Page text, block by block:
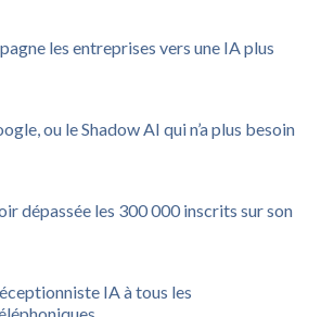
les entreprises vers une IA plus
ou le Shadow AI qui n’a plus besoin
dépassée les 300 000 inscrits sur son
IA à tous les